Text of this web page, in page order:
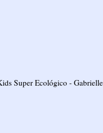
Super Ecológico -